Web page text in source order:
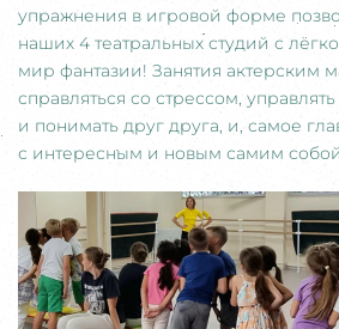
упражнения в игровой форме
наших 4 театральных студий с
мир фантазии! Занятия актерским
справляться со стрессом,
и понимать друг друга, и, самое
с интересным и новым самим